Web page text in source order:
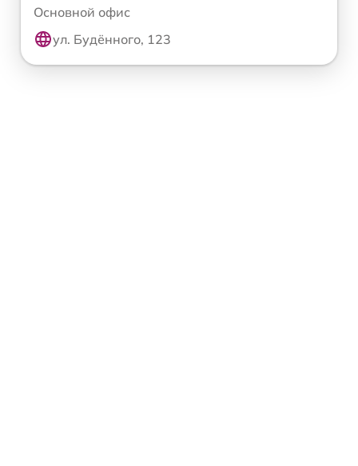
Основной офис
ул. Будённого, 123